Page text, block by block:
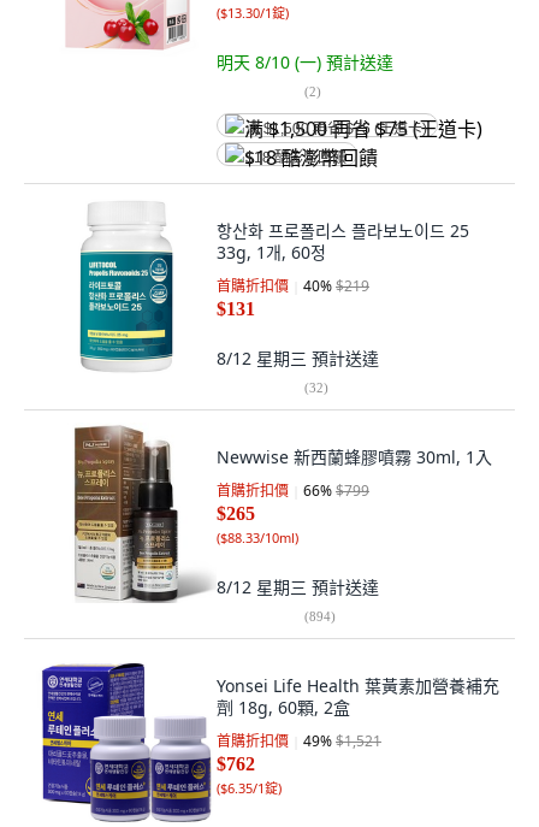
($13.30/1錠)
明天 8/10 (一) 預計送達
(2)
满 $1,500 再省 $75 (王道卡)
$18 酷澎幣回饋
항산화 프로폴리스 플라보노이드 25
33g, 1개, 60정
首購折扣價 40%$219
$131
8/12 星期三 預計送達
(32)
Newwise 新西蘭蜂膠噴霧 30ml, 1入
首購折扣價 66%$799
$265
($88.33/10ml)
8/12 星期三 預計送達
(894)
Yonsei Life Health 葉黃素加營養補充
劑 18g, 60顆, 2盒
首購折扣價 49%$1,521
$762
($6.35/1錠)